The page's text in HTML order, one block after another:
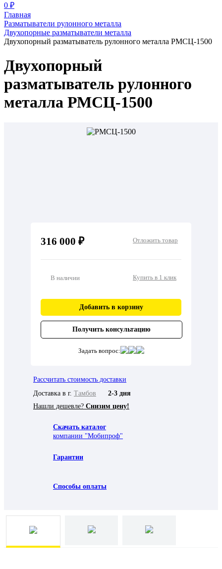
0 ₽
Главная
Разматыватели рулонного металла
Двухопорные разматыватели металла
Двухопорный разматыватель рулонного металла РМСЦ-1500
Двухопорный
разматыватель рулонного
металла РМСЦ-1500
316 000 ₽ Отложить товар
В наличии Купить в 1 клик
Добавить в корзину
Получить консультацию
Задать вопрос:
Рассчитать стоимость доставки
Доставка в г. Тамбов
2-3 дня
Нашли дешевле? Снизим цену!
Скачать каталог
компании "Мобипроф"
Гарантии
Способы оплаты